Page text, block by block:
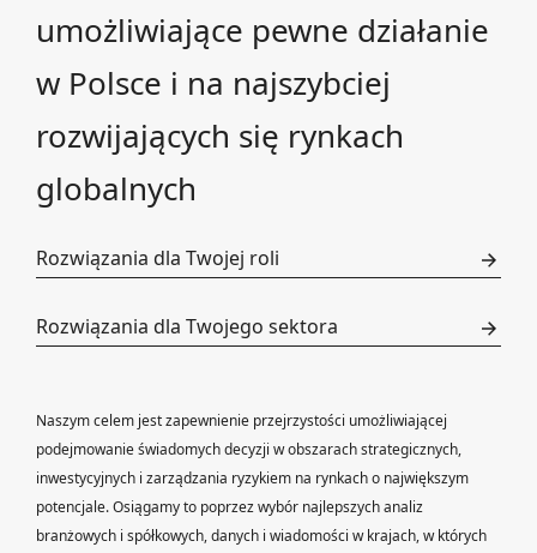
umożliwiające pewne działanie
w Polsce i na najszybciej
rozwijających się rynkach
globalnych
Rozwiązania dla Twojej roli
Rozwiązania dla Twojego sektora
Naszym celem jest zapewnienie przejrzystości umożliwiającej
podejmowanie świadomych decyzji w obszarach strategicznych,
inwestycyjnych i zarządzania ryzykiem na rynkach o największym
potencjale. Osiągamy to poprzez wybór najlepszych analiz
branżowych i spółkowych, danych i wiadomości w krajach, w których